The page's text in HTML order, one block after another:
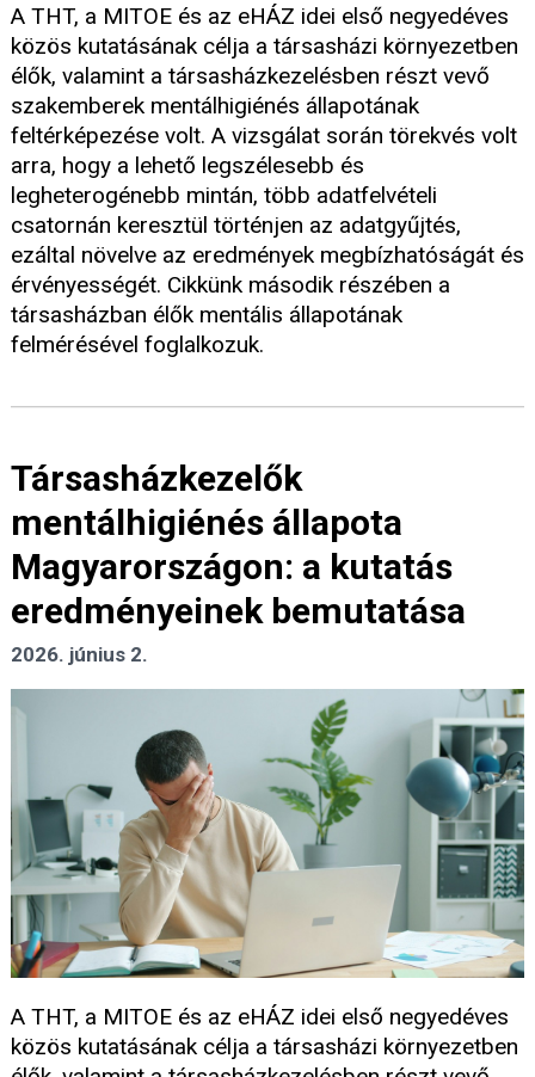
A THT, a MITOE és az eHÁZ idei első negyedéves
közös kutatásának célja a társasházi környezetben
élők, valamint a társasházkezelésben részt vevő
szakemberek mentálhigiénés állapotának
feltérképezése volt. A vizsgálat során törekvés volt
arra, hogy a lehető legszélesebb és
legheterogénebb mintán, több adatfelvételi
csatornán keresztül történjen az adatgyűjtés,
ezáltal növelve az eredmények megbízhatóságát és
érvényességét. Cikkünk második részében a
társasházban élők mentális állapotának
felmérésével foglalkozuk.
Társasházkezelők
mentálhigiénés állapota
Magyarországon: a kutatás
eredményeinek bemutatása
2026. június 2.
A THT, a MITOE és az eHÁZ idei első negyedéves
közös kutatásának célja a társasházi környezetben